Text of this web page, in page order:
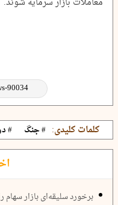
کلمات کلیدی: # جنگ #
برخورد سلیقه‌ای بازار